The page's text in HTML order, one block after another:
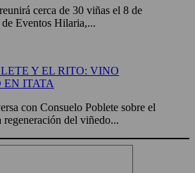
cerca de 30 viñas el 8 de
Eventos Hilaria,...
Y EL RITO: VINO
EN ITATA
con Consuelo Poblete sobre el
regeneración del viñedo...